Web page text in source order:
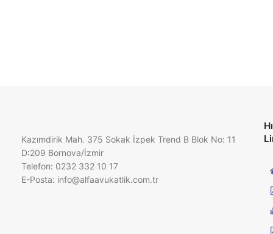
Kazımdirik Mah. 375 Sokak İzpek Trend B Blok No: 11
D:209 Bornova/İzmir
Telefon: 0232 332 10 17
E-Posta: info@alfaavukatlik.com.tr